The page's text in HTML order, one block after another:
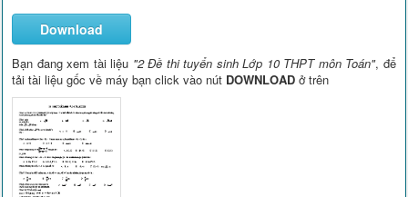
Download
Bạn đang xem tài liệu "2 Đề thi tuyển sinh Lớp 10 THPT môn Toán", để
tải tài liệu gốc về máy bạn click vào nút DOWNLOAD ở trên